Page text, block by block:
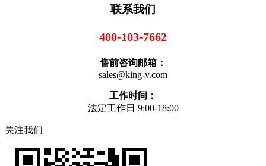
联系我们
400-103-7662
售前咨询邮箱：
sales@king-v.com
工作时间：
法定工作日 9:00-18:00
关注我们